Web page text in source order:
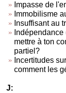
Impasse de
Immobilisme
Insuffisant au
mettre à ton
partiel?
Incertitudes
comment les
J: